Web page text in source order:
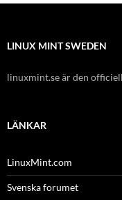
LINUX MINT SWEDEN
linuxmint.se är den
LÄNKAR
LinuxMint.com
Svenska forumet